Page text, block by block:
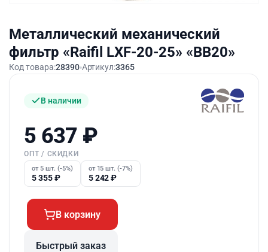
Металлический механический
фильтр «Raifil LXF-20-25» «BB20»
Код товара:28390 Артикул:3365
В наличии
5 637 ₽
ОПТ / СКИДКИ
от 5 шт. (-5%)
5 355₽
от 15 шт. (-7%)
5 242₽
В корзину
Быстрый заказ